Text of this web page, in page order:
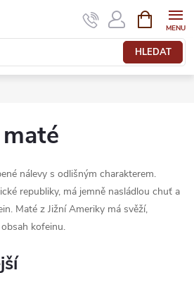
HLEDAT
NÁKUPNÍ
KOŠÍK
nálevy s odlišným charakterem.
republiky, má jemně nasládlou chuť a
Maté z Jižní Ameriky má svěží,
kofeinu.